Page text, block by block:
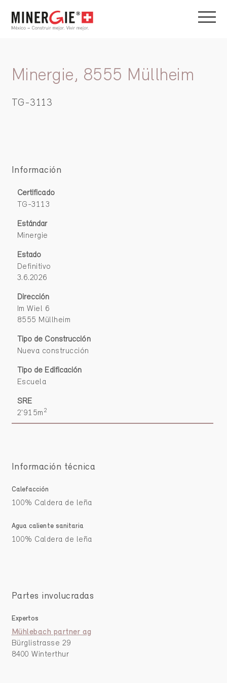
Minergie, 8555 Müllheim
TG-3113
Información
Certificado
TG-3113
Estándar
Minergie
Estado
Definitivo
3.6.2026
Dirección
Im Wiel 6
8555 Müllheim
Tipo de Construcción
Nueva construcción
Tipo de Edificación
Escuela
SRE
2'915m 2
Información técnica
Calefacción
100% Caldera de leña
Agua caliente sanitaria
100% Caldera de leña
Partes involucradas
Expertos
Mühlebach partner ag
Bürglistrasse 29
8400 Winterthur